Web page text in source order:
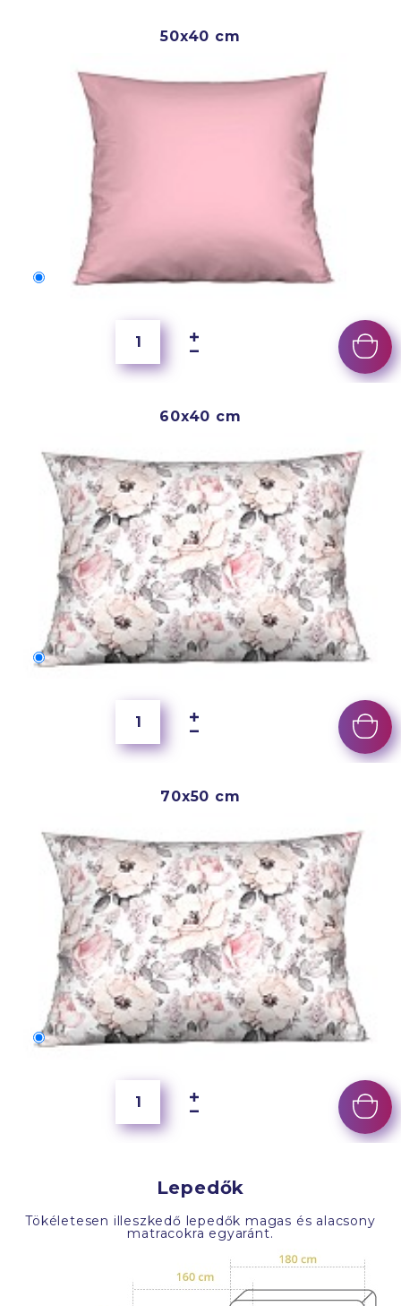
50x40 cm
50x40 cm
60x40 cm
60x40 cm
70x50 cm
70x50 cm
Lepedők
Tökéletesen illeszkedő lepedők magas és alacsony
matracokra egyaránt.